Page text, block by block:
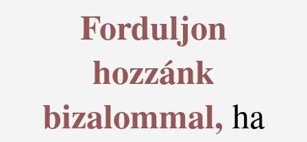
Forduljon
hozzánk
bizalommal, ha